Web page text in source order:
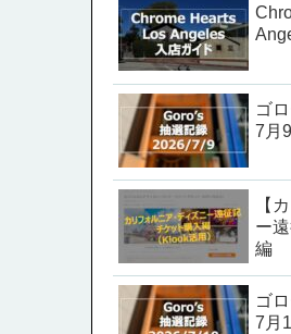
ゴ
7月9
【
ー
編
ゴ
7月